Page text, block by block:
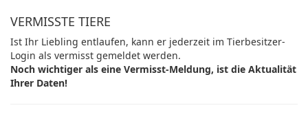
VERMISSTE TIERE
Ist Ihr Liebling entlaufen, kann er jederzeit im Tierbesitzer-
Login als vermisst gemeldet werden.
Noch wichtiger als eine Vermisst-Meldung, ist die Aktualität
Ihrer Daten!